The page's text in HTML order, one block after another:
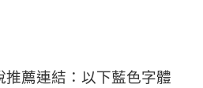
推薦連結：以下藍色字體